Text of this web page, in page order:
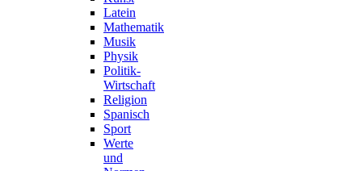
Latein
Mathematik
Musik
Physik
Politik-
Wirtschaft
Religion
Spanisch
Sport
Werte
und